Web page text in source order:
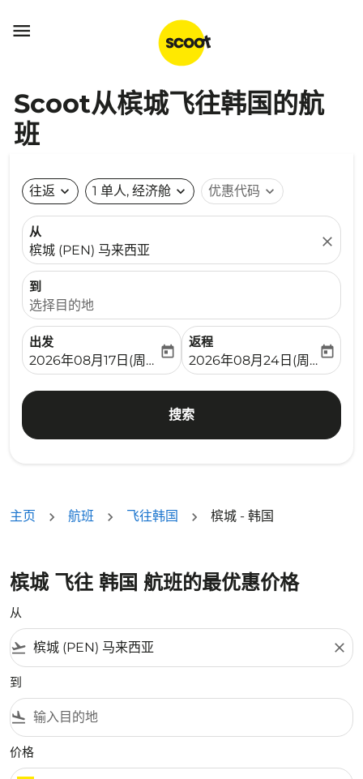

Scoot从槟城飞往韩国的航
班
往返 expand_more 1 单人, 经济舱 expand_more 优惠代码 expand_more
从
槟城 (PEN) 马来西亚
close
到
选择目的地
出发
fc-booking-departure-date-aria-label
2026年08月17日(周一)
today
返程
fc-booking-return-date-
2026年08月24日(周一)
today
搜索
主页 航班 飞往韩国 槟城 - 韩国
槟城 飞往 韩国 航班的最优惠价格
从
flight_takeoff close
到
flight_land
价格